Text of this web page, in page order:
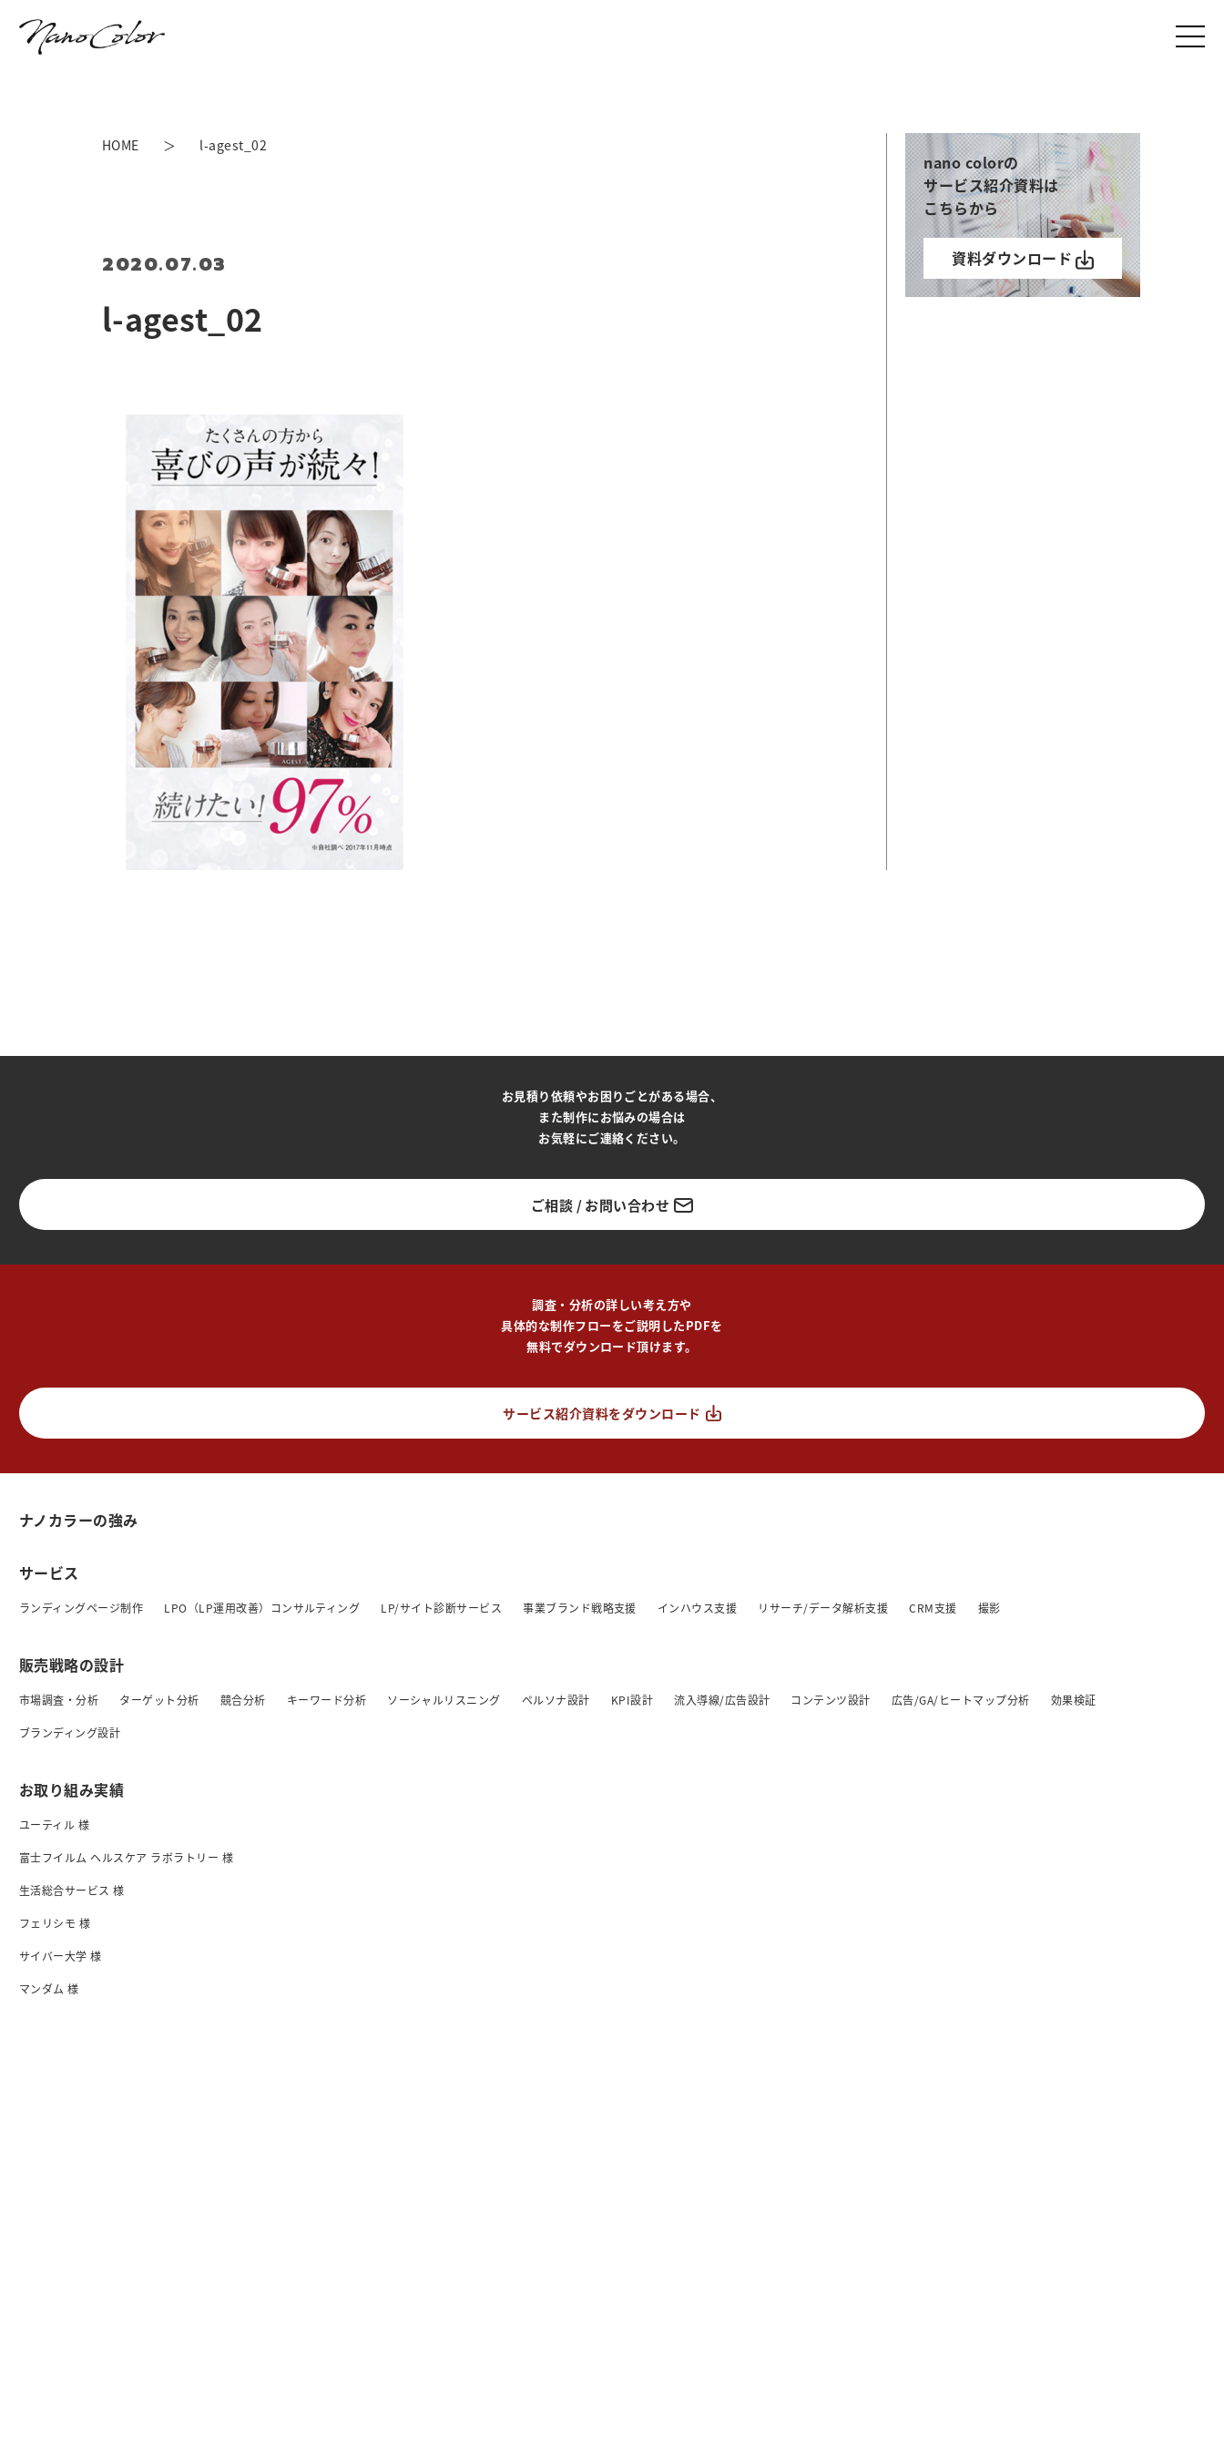
l-agest_02
2020.07.03
HOME l-agest_02
nano colorの
サービス紹介資料は
こちらから
資料ダウンロード
お見積り依頼やお困りごとがある場合、
また制作にお悩みの場合は
お気軽にご連絡ください。
ご相談 / お問い合わせ
調査・分析の詳しい考え方や
具体的な制作フローをご説明したPDFを
無料でダウンロード頂けます。
サービス紹介資料をダウンロード
ナノカラーの強み
サービス
ランディングページ制作 LPO（LP運用改善）コンサルティング LP/サイト診断サービス 事業ブランド戦略支援 インハウス支援 リサーチ/データ解析支援 CRM支援 撮影
販売戦略の設計
市場調査・分析 ターゲット分析 競合分析 キーワード分析 ソーシャルリスニング ペルソナ設計 KPI設計 流入導線/広告設計 コンテンツ設計 広告/GA/ヒートマップ分析 効果検証
ブランディング設計
お取り組み実績
ユーティル 様
富士フイルム ヘルスケア ラボラトリー 様
生活総合サービス 様
フェリシモ 様
サイバー大学 様
マンダム 様